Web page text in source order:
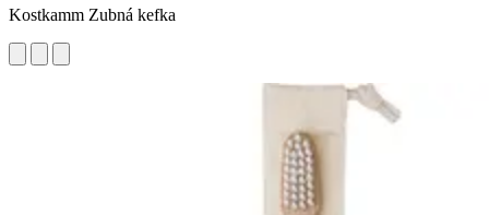
Kostkamm Zubná kefka